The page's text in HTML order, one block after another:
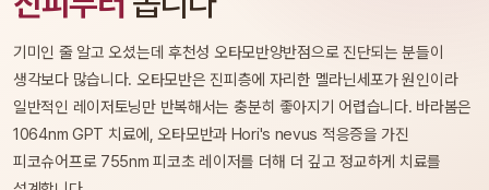
기미인 줄 알고 오셨는데 후천성 오타모반양반점으로 진단되는 분들이
생각보다 많습니다. 오타모반은 진피층에 자리한 멜라닌세포가 원인이라
일반적인 레이저토닝만 반복해서는 충분히 좋아지기 어렵습니다. 바라봄은
1064nm GPT 치료에, 오타모반과 Hori's nevus 적응증을 가진
피코슈어프로 755nm 피코초 레이저를 더해 더 깊고 정교하게 치료를